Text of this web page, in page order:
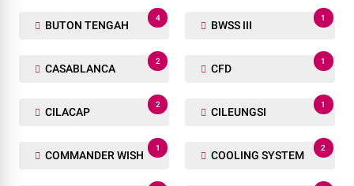
BUTON TENGAH
4
BWSS III
1
CASABLANCA
2
CFD
1
CILACAP
2
CILEUNGSI
1
COMMANDER WISH
1
COOLING SYSTEM
2